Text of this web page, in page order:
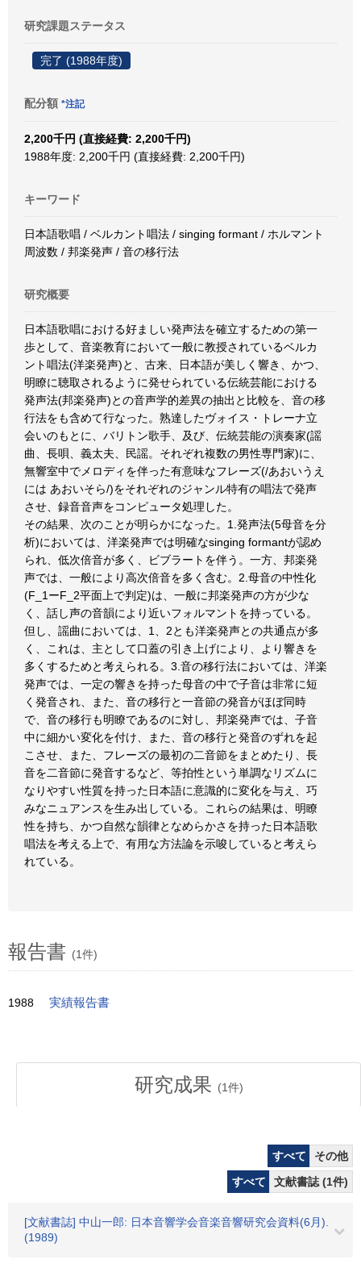
研究課題ステータス
完了 (1988年度)
配分額 *注記
2,200千円 (直接経費: 2,200千円)
1988年度: 2,200千円 (直接経費: 2,200千円)
キーワード
日本語歌唱 / ベルカント唱法 / singing formant / ホルマント
周波数 / 邦楽発声 / 音の移行法
研究概要
日本語歌唱における好ましい発声法を確立するための第一
歩として、音楽教育において一般に教授されているベルカ
ント唱法(洋楽発声)と、古来、日本語が美しく響き、かつ、
明瞭に聴取されるように発せられている伝統芸能における
発声法(邦楽発声)との音声学的差異の抽出と比較を、音の移
行法をも含めて行なった。熟達したヴォイス・トレーナ立
会いのもとに、バリトン歌手、及び、伝統芸能の演奏家(謡
曲、長唄、義太夫、民謡。それぞれ複数の男性専門家)に、
無響室中でメロディを伴った有意味なフレーズ(/あおいうえ
には あおいそら/)をそれぞれのジャンル特有の唱法で発声
させ、録音音声をコンピュータ処理した。
その結果、次のことが明らかになった。1.発声法(5母音を分
析)においては、洋楽発声では明確なsinging formantが認め
られ、低次倍音が多く、ビブラートを伴う。一方、邦楽発
声では、一般により高次倍音を多く含む。2.母音の中性化
(F_1ーF_2平面上で判定)は、一般に邦楽発声の方が少な
く、話し声の音韻により近いフォルマントを持っている。
但し、謡曲においては、1、2とも洋楽発声との共通点が多
く、これは、主として口蓋の引き上げにより、より響きを
多くするためと考えられる。3.音の移行法においては、洋楽
発声では、一定の響きを持った母音の中で子音は非常に短
く発音され、また、音の移行と一音節の発音がほぼ同時
で、音の移行も明瞭であるのに対し、邦楽発声では、子音
中に細かい変化を付け、また、音の移行と発音のずれを起
こさせ、また、フレーズの最初の二音節をまとめたり、長
音を二音節に発音するなど、等拍性という単調なリズムに
なりやすい性質を持った日本語に意識的に変化を与え、巧
みなニュアンスを生み出している。これらの結果は、明瞭
性を持ち、かつ自然な韻律となめらかさを持った日本語歌
唱法を考える上で、有用な方法論を示唆していると考えら
れている。
報告書 (1件)
1988 実績報告書
研究成果 (1件)
すべて
その他
すべて
文献書誌 (1件)
[文献書誌] 中山一郎: 日本音響学会音楽音響研究会資料(6月).
(1989)